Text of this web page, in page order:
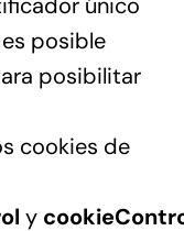
único
posible
posibilitar
cookies de
y